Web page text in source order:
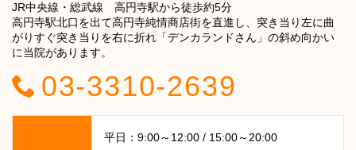
JR中央線・総武線 高円寺駅から徒歩約5分
高円寺駅北口を出て高円寺純情商店街を直進し、突き当り左に曲
がりすぐ突き当りを右に折れ「デンカランドさん」の斜め向かい
に当院があります。
03-3310-2639
平日：9:00～12:00 / 15:00～20:00